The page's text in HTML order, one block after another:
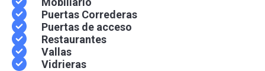
Puertas Correderas
Puertas de acceso
Restaurantes
Vallas
Vidrieras